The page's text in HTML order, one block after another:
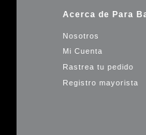
Acerca de Para
Nosotros
Mi Cuenta
Rastrea tu pedido
Registro mayorista